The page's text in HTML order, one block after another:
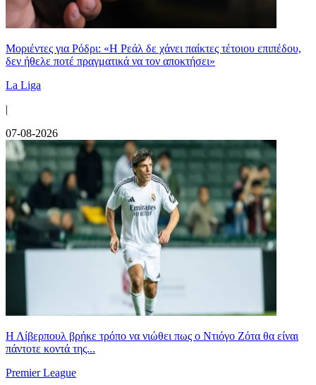
Μοριέντες για Ρόδρι: «Η Ρεάλ δε χάνει παίκτες τέτοιου επιπέδου,
δεν ήθελε ποτέ πραγματικά να τον αποκτήσει»
La Liga
|
07-08-2026
Η Λίβερπουλ βρήκε τρόπο να νιώθει πως ο Ντιόγο Ζότα θα είναι
πάντοτε κοντά της...
Premier League